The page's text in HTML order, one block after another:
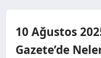
GÜNCEL
10 Ağustos
Gazete’de